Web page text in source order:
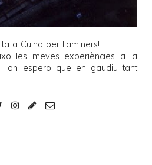
a Cuina per llaminers!
les meves experiències a la
i on espero que en gaudiu tant